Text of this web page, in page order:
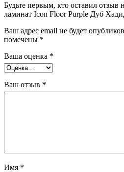
Будьте первым, кто оставил
ламинат Icon Floor Purple Дуб
Ваш адрес email не будет
помечены *
Ваша оценка *
Ваш отзыв *
Имя *